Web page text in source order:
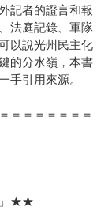
記者的證言和報
法庭記錄、軍隊
以說光州民主化
的分水嶺，本書
手引用來源。
＝＝＝＝＝＝＝
」★★